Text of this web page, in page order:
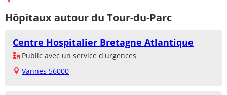
Hôpitaux autour du Tour-du-Parc
Centre Hospitalier Bretagne Atlantique
Public avec un service d'urgences
Vannes 56000